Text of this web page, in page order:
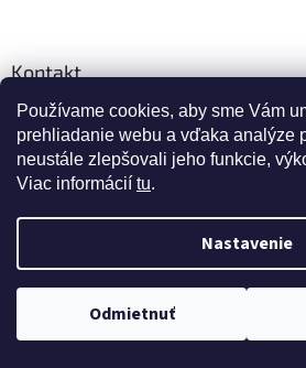
Používame cookies, aby sme Vám
prehliadanie webu a vďaka analýze
neustále zlepšovali jeho funkcie,
Viac informácií tu.
Nastavenie
Odmietnuť
Doprava zdarma pri nákupe nad 40
Kontakt
eshop@svetelnaposta.sk
0903 305 407
Facebook
YouTube
Prijímame online platby